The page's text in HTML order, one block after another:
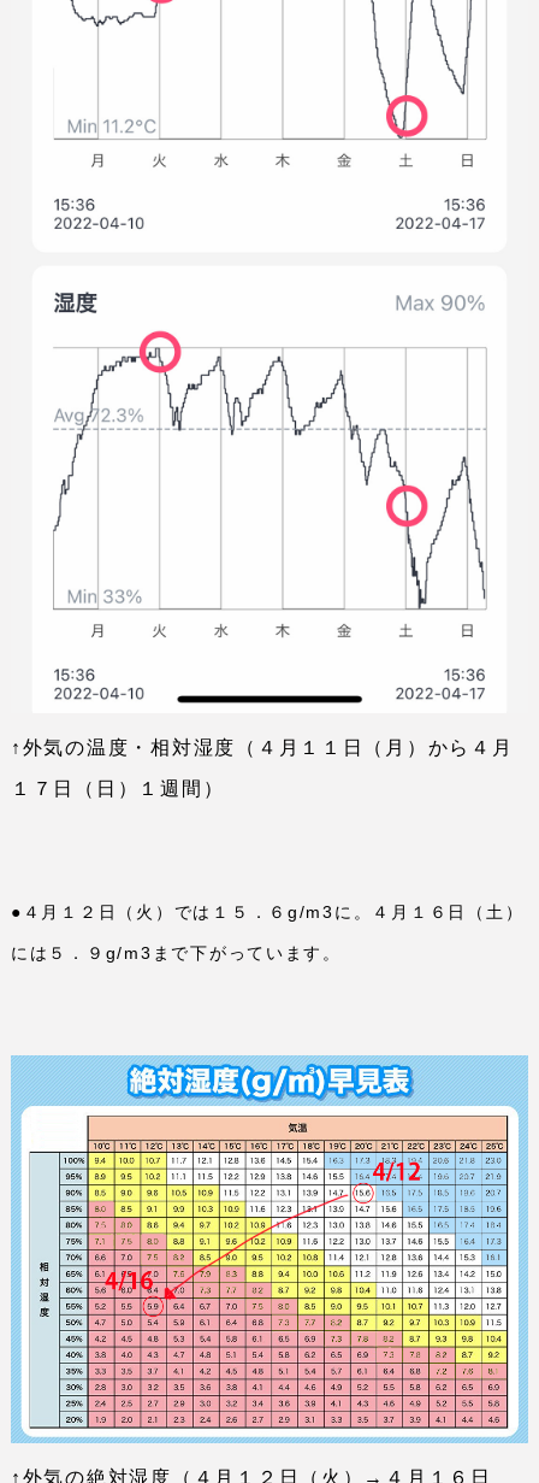
↑外気の温度・相対湿度（４月１１日（月）から４月
１７日（日）１週間）
●４月１２日（火）では１５．６ g/m3 に。４月１６日（土）
には５．９ g/m3 まで下がっています。
↑外気の絶対湿度（４月１２日（火）→４月１６日